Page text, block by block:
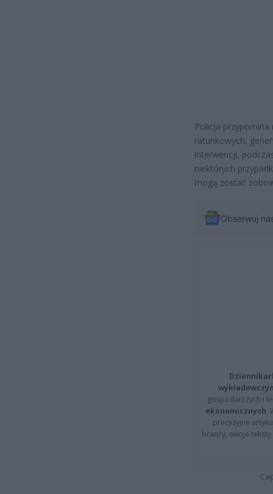
Policja przypomina
ratunkowych,
interwencji,
niektórych
mogą zostać
Obserwuj
gospodarczych i
ekonomicznych.
precyzyjne
branży, swoje